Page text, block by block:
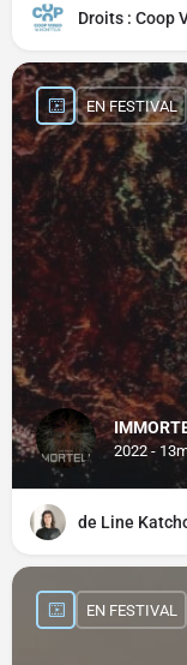
Droits : Coop
2022 -
EN FESTIVAL
de Line
EN FESTIVAL